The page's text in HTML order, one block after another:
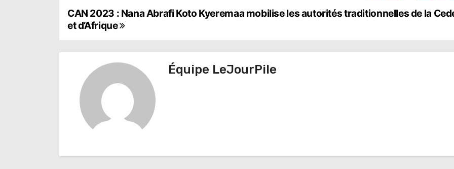
N
a
v
i
CAN 2023 : Nana Abrafi Koto Kyeremaa mobilise les autorités traditionnelles de la
et d’Afrique
Équipe LeJourPile